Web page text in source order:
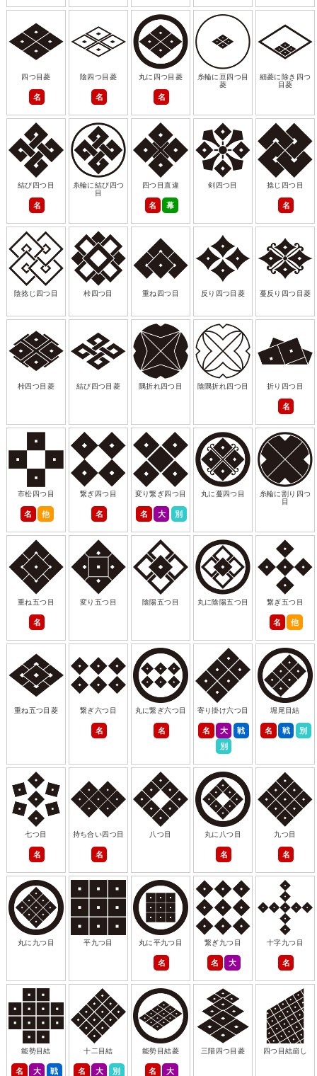
四つ目菱
名
陰四つ目菱
名
丸に四つ目菱
名
糸輪に豆四つ目
菱
細菱に除き四つ
目菱
結び四つ目
名
糸輪に結び四つ
目
四つ目直違
名 幕
剣四つ目 捻じ四つ目
名
陰捻じ四つ目 桛四つ目 重ね四つ目 反り四つ目菱 蔓反り四つ目菱
桛四つ目菱 結び四つ目菱 隅折れ四つ目 陰隅折れ四つ目 折り四つ目
名
市松四つ目
名 他
繋ぎ四つ目
名
変り繋ぎ四つ目
名 大 別
丸に蔓四つ目
糸輪に割り四つ
目
重ね五つ目
名
変り五つ目 陰陽五つ目 丸に陰陽五つ目 繋ぎ五つ目
名 他
重ね五つ目菱 繋ぎ六つ目
名
丸に繋ぎ六つ目
名
寄り掛け六つ目
名 大
戦
別
堀尾目結
名 戦 別
七つ目
名
持ち合い四つ目
名
八つ目 丸に八つ目
名
九つ目
名
丸に九つ目 平九つ目 丸に平九つ目
名
繋ぎ九つ目
名 大
十字九つ目
名
能勢目結
名 大 戦
十二目結
名 大 別
能勢目結菱
名 大
三階四つ目菱 四つ目結崩し